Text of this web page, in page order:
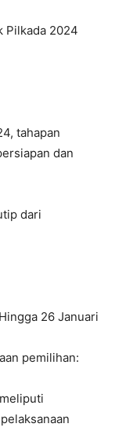
Pilkada 2024
tahapan
dan
dari
26 Januari
pemilihan: